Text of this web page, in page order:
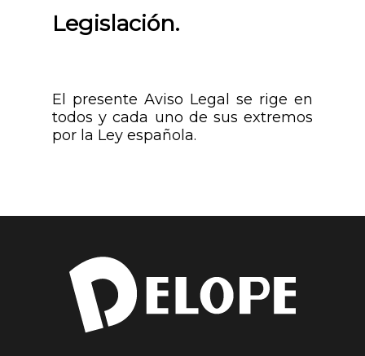
Legislación.
El presente Aviso Legal se rige en
todos y cada uno de sus extremos
por la Ley española.